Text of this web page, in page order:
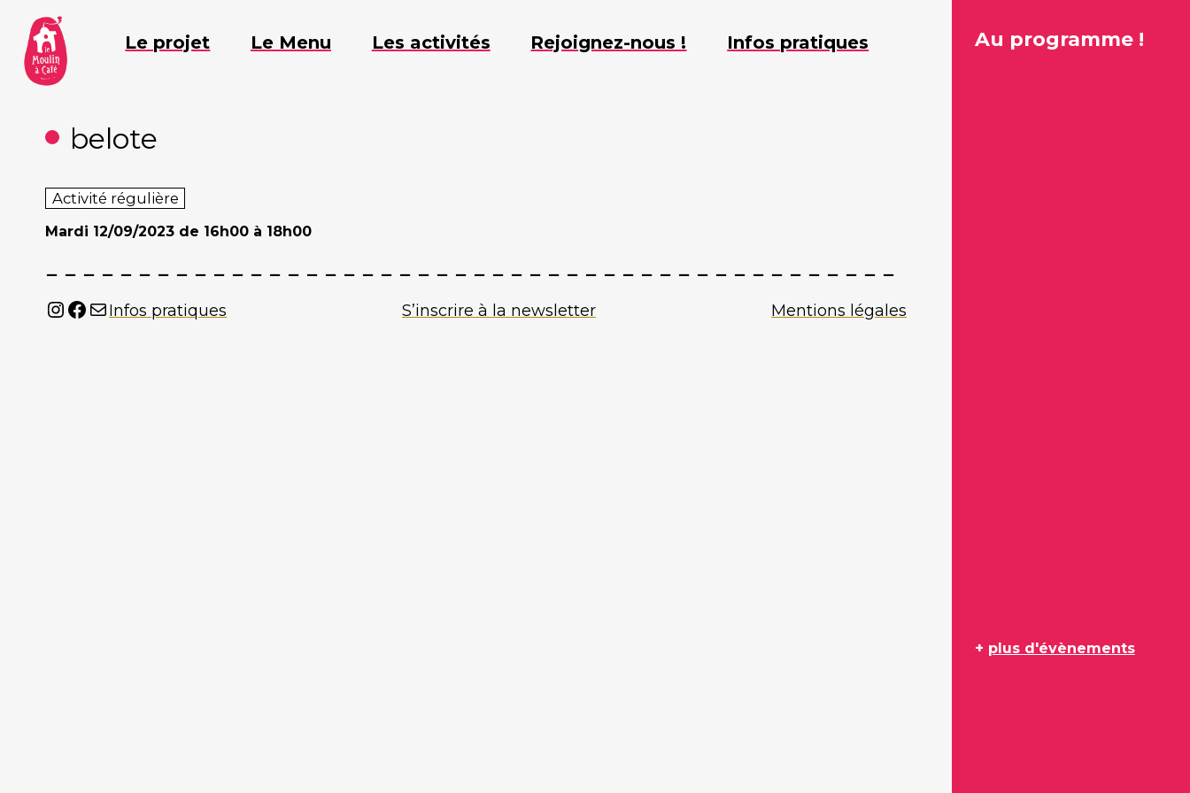
contenu
Le projet Le Menu Les activités Rejoignez-nous ! Infos pratiques
belote
Activité régulière
Mardi 12/09/2023 de 16h00 à 18h00
Instagram
Facebook
MailInfos pratiques S’inscrire à la newsletter Mentions légales
Au programme !
+ plus d'évènements